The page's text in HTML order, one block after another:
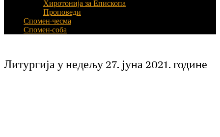
Хиротонија за Епископа
Проповеди
Спомен-чесма
Спомен-соба
Литургија у недељу 27. јуна 2021. године